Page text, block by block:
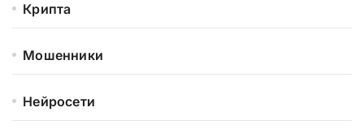
Крипта
Мошенники
Нейросети